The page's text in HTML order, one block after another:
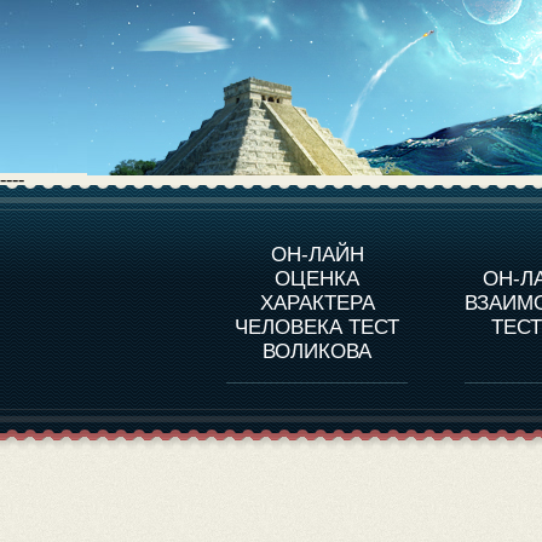
----
ОН-ЛАЙН
ОЦЕНКА
ХАРАКТЕРА
ЧЕЛОВЕКА ТЕСТ
ВОЛИКОВА
ОН-
О ПРОГРАММЕ
ОЦЕНКА ХАРАКТЕРA
ЧЕЛОВЕКА
ОЦЕНКА ХАРАКТЕРА
ВЫДАЮЩИХСЯ
ЛИЧНОСТЕЙ